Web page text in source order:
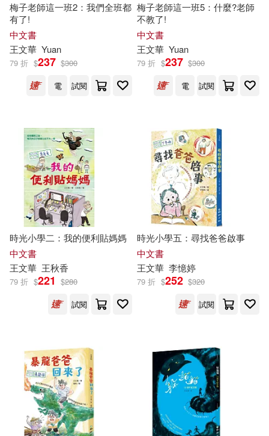
簡靜惠(1) 董上德(1)
蔡明原(1) 蔡淑仁(1)
蔡淑瑛(1)
許進雄(1)
趙秉志（主編）(1) 郝譽翔(1)
郭至和(1) 郭英卓(1)
鄒敦伶(1)
鄭丞鈞、管家琪、黃秋芳、 王文華
阿德蝸等(1) 陳啟淦(1)
陳幸蕙(1)
黃仕忠(1)
梅子老師這一班2：我們全班都
有了!
中文書
王文華 Yuan
79 折 $237 $300
電
試閱
梅子老師這一班5：什麼?老師
不教了!
中文書
王文華 Yuan
79 折 $237 $300
電
試閱
時光小學二：我的便利貼媽媽
中文書
王文華 王秋香
79 折 $221 $280
試閱
時光小學五：尋找爸爸啟事
中文書
王文華 李憶婷
79 折 $252 $320
試閱